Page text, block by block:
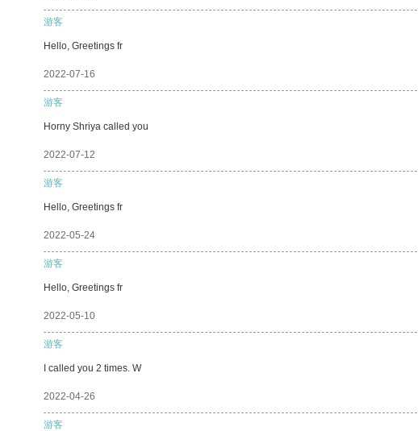
游客
Hello, Greetings fr
2022-07-16
游客
Horny Shriya called you
2022-07-12
游客
Hello, Greetings fr
2022-05-24
游客
Hello, Greetings fr
2022-05-10
游客
I called you 2 times. W
2022-04-26
游客